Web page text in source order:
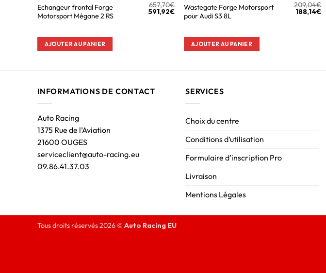
Echangeur frontal Forge
Motorsport Mégane 2 RS
657,70€
591,92€
AJOUTER AU PANIER
Wastegate Forge Motorsport
pour Audi S3 8L
209,04€
188,14€
AJOUTER AU PANIER
INFORMATIONS DE CONTACT
Auto Racing
1375 Rue de l’Aviation
21600 OUGES
serviceclient@auto-racing.eu
09.86.41.37.03
SERVICES
Choix du centre
Conditions d’utilisation
Formulaire d’inscription Pro
Livraison
Mentions Légales
Tous droits réservés 2026 © Auto Racing EU